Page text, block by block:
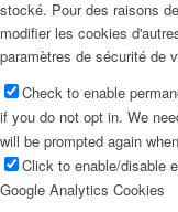
stocké. Pour des raisons
modifier les cookies
paramètres de sécurité de
Check to enable
if you do not opt in. We
will be prompted again
Click to enable/disable
Google Analytics Cookies